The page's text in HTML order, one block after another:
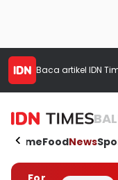
Baca artikel IDN
HomeFoodNews